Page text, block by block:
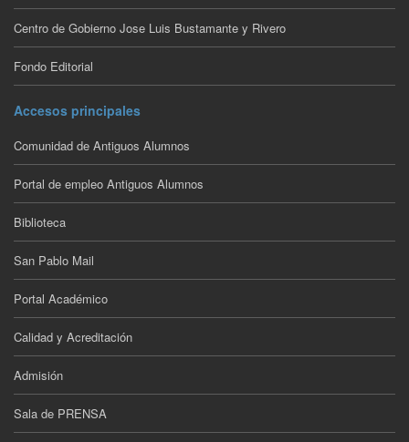
Centro de Gobierno Jose Luis Bustamante y Rivero
Fondo Editorial
Accesos principales
Comunidad de Antiguos Alumnos
Portal de empleo Antiguos Alumnos
Biblioteca
San Pablo Mail
Portal Académico
Calidad y Acreditación
Admisión
Sala de PRENSA